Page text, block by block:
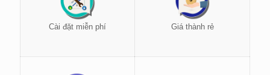
Cài đặt miễn phí Giá thành rẻ